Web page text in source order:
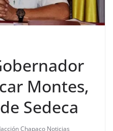
Montes,
Sedeca
Chapaco Noticias